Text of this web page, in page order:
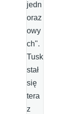
jedn
oraz
owy
ch".
Tusk
stał
się
tera
z